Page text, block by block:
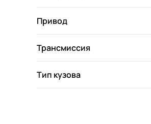
Привод
Трансмиссия
Тип кузова